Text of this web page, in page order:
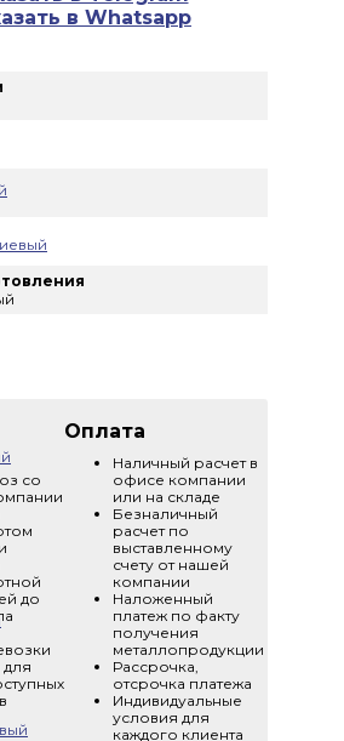
в Whatsapp
со
до
для
Оплата
Наличный расчет в
офисе компании
или на складе
Безналичный
расчет по
выставленному
счету от нашей
компании
Наложенный
платеж по факту
получения
металлопродукции
Рассрочка,
отсрочка платежа
Индивидуальные
условия для
каждого клиента